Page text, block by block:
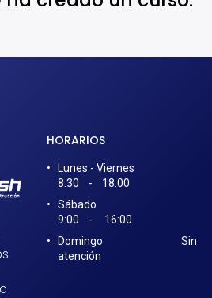
HORARIOS
Lunes - Viernes
8:30 - 18:00​
Sábado
9:00 - 16:00
Domingo Sin
atención